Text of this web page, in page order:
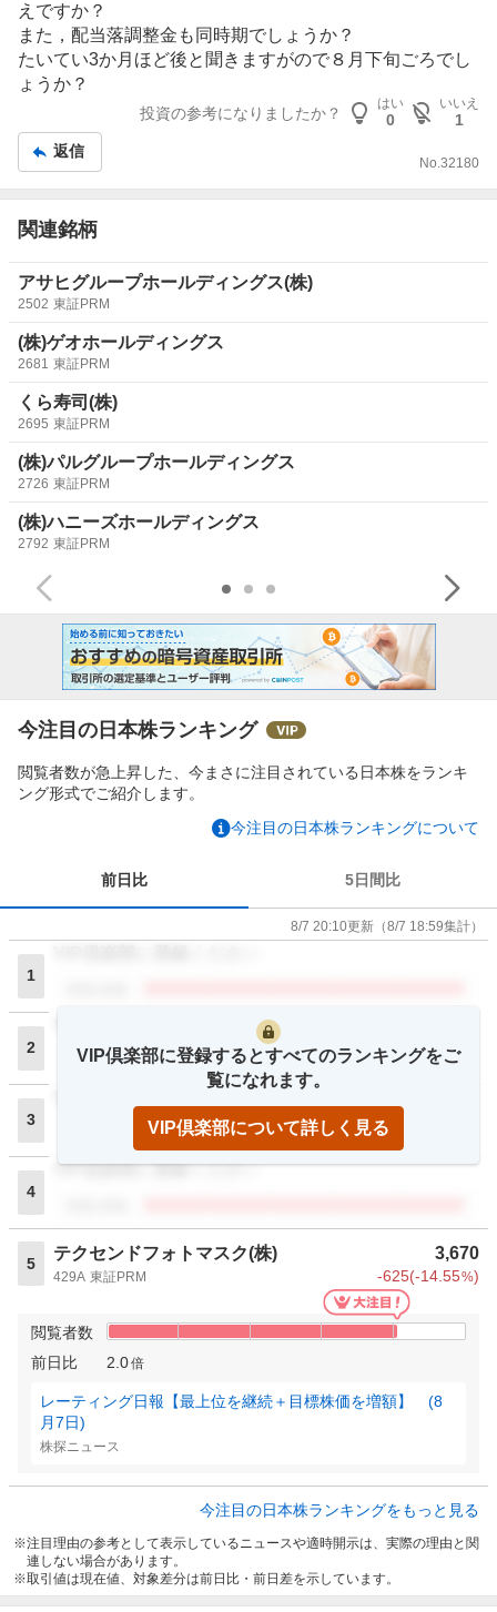
板
記
事
えですか？
また，配当落調整金も同時期でしょうか？
たいてい3か月ほど後と聞きますがので８月下旬ごろでし
ょうか？
投資の参考になりましたか？
はい
0
いいえ
1
返信
No. 32180
関連銘柄
アサヒグループホールディングス(株)
2502 東証PRM
(株)ゲオホールディングス
2681 東証PRM
くら寿司(株)
2695 東証PRM
(株)パルグループホールディングス
2726 東証PRM
(株)ハニーズホールディングス
2792 東証PRM
今注目の日本株ランキング
閲覧者数が急上昇した、今まさに注目されている日本株をランキ
ング形式でご紹介します。
今注目の日本株ランキングについて
前日比 5日間比
8/7 20:10更新 （8/7 18:59集計）
1
2
VIP倶楽部に登録ください
閲覧者数
3
4
VIP倶楽部に登録ください
5
テクセンドフォトマスク(株) 3,670
429A 東証PRM -625(-14.55%)
閲覧者数
前日比
2.0倍
レーティング日報【最上位を継続＋目標株価を増額】 (8
月7日)
株探ニュース
VIP倶楽部に登録するとすべてのランキングをご
覧になれます。
VIP倶楽部について詳しく見る
今注目の日本株ランキングをもっと見る
注目理由の参考として表示しているニュースや適時開示は、実際の理由と関
連しない場合があります。
取引値は現在値、対象差分は前日比・前日差を示しています。